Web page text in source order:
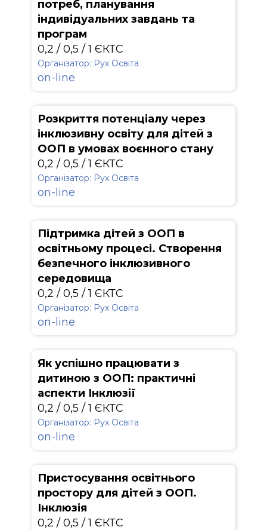
потреб, планування
індивідуальних завдань та
програм
0,2 / 0,5 / 1 ЄКТС
Організатор: Рух Освіта
on-line
Розкриття потенціалу через
інклюзивну освіту для дітей з
ООП в умовах воєнного стану
0,2 / 0,5 / 1 ЄКТС
Організатор: Рух Освіта
on-line
Підтримка дітей з ООП в
освітньому процесі. Створення
безпечного інклюзивного
середовища
0,2 / 0,5 / 1 ЄКТС
Організатор: Рух Освіта
on-line
Як успішно працювати з
дитиною з ООП: практичні
аспекти Інклюзії
0,2 / 0,5 / 1 ЄКТС
Організатор: Рух Освіта
on-line
Пристосування освітнього
простору для дітей з ООП.
Інклюзія
0,2 / 0,5 / 1 ЄКТС